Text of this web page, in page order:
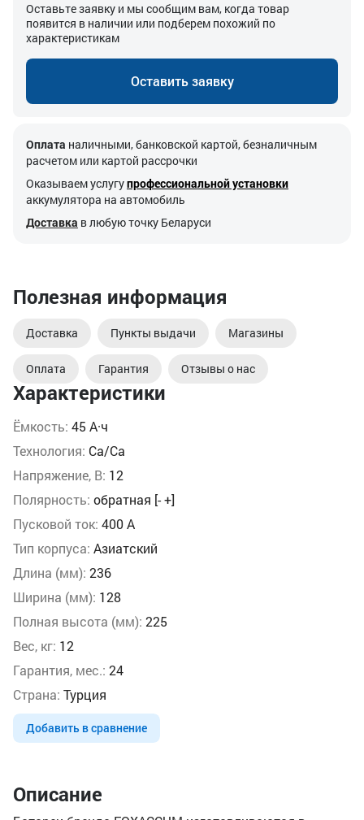
Характеристики
Ёмкость: 45 А·ч
Технология: Ca/Ca
Напряжение, В: 12
Полярность: обратная [- +]
Пусковой ток: 400 А
Тип корпуса: Азиатский
Длина (мм): 236
Ширина (мм): 128
Полная высота (мм): 225
Вес, кг: 12
Гарантия, мес.: 24
Страна: Турция
Добавить в сравнение
Оставьте заявку и мы сообщим вам, когда товар
появится в наличии или подберем похожий по
характеристикам
Оставить заявку
Оплата наличными, банковской картой, безналичным
расчетом или картой рассрочки
Оказываем услугупрофессиональной установки
аккумулятора на автомобиль
Доставка в любую точку Беларуси
Полезная информация
Доставка Пункты выдачи Магазины
Оплата Гарантия Отзывы о нас
Описание